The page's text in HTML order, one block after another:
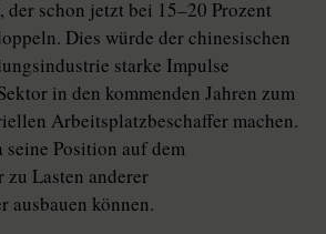
schon jetzt bei 15–20 Prozent
Dies würde der chinesischen
starke Impulse
in den kommenden Jahren zum
Arbeitsplatzbeschaffer machen.
Position auf dem
Lasten anderer
ausbauen können.